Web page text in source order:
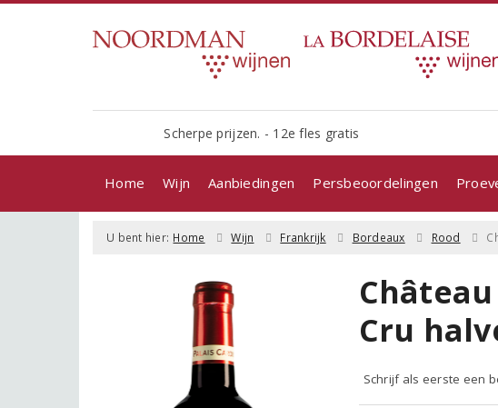
Scherpe prijzen. - 12e fles gratis
Home Wijn Aanbiedingen Persbeoordelingen
U bent hier: Home Wijn Frankrijk Bordeaux Rood
Cru
Schrijf als eerste een